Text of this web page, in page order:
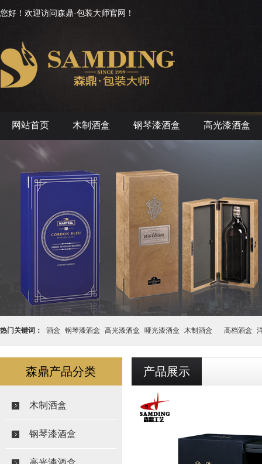
您好！欢迎访问森鼎·包装大师官网！
网站首页 木制酒盒 钢琴漆酒盒 高光漆酒盒
热门关键词： 酒盒 钢琴漆酒盒 高光漆酒盒 哑光漆酒盒 木制酒盒 高档酒盒
盒
森鼎产品分类
木制酒盒
钢琴漆酒盒
产品展示